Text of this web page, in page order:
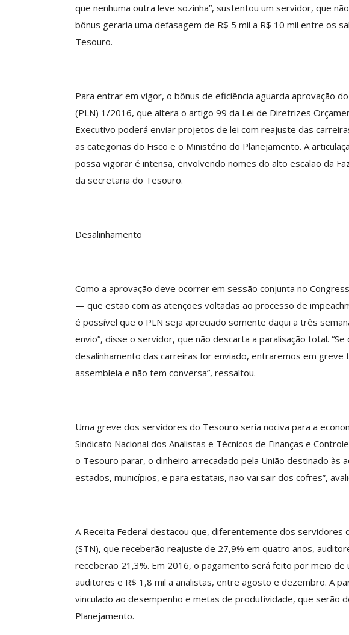
que nenhuma outra leve sozinha”, sustentou um servidor, que
bônus geraria uma defasagem de R$ 5 mil a R$ 10 mil entre os
Tesouro.
Para entrar em vigor, o bônus de eficiência aguarda aprovação
(PLN) 1/2016, que altera o artigo 99 da Lei de Diretrizes
Executivo poderá enviar projetos de lei com reajuste das
as categorias do Fisco e o Ministério do Planejamento. A
possa vigorar é intensa, envolvendo nomes do alto escalão da
da secretaria do Tesouro.
Desalinhamento
Como a aprovação deve ocorrer em sessão conjunta no
— que estão com as atenções voltadas ao processo de
é possível que o PLN seja apreciado somente daqui a três
envio”, disse o servidor, que não descarta a paralisação total.
desalinhamento das carreiras for enviado, entraremos em greve
assembleia e não tem conversa”, ressaltou.
Uma greve dos servidores do Tesouro seria nociva para a
Sindicato Nacional dos Analistas e Técnicos de Finanças e
o Tesouro parar, o dinheiro arrecadado pela União destinado às
estados, municípios, e para estatais, não vai sair dos cofres”,
A Receita Federal destacou que, diferentemente dos servidores
(STN), que receberão reajuste de 27,9% em quatro anos,
receberão 21,3%. Em 2016, o pagamento será feito por meio de
auditores e R$ 1,8 mil a analistas, entre agosto e dezembro. A
vinculado ao desempenho e metas de produtividade, que serão
Planejamento.
Comunicacao 26 jun, 2026